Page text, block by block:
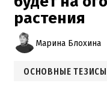
растения
Марина Блохина
ОСНОВНЫЕ ТЕЗИСЫ